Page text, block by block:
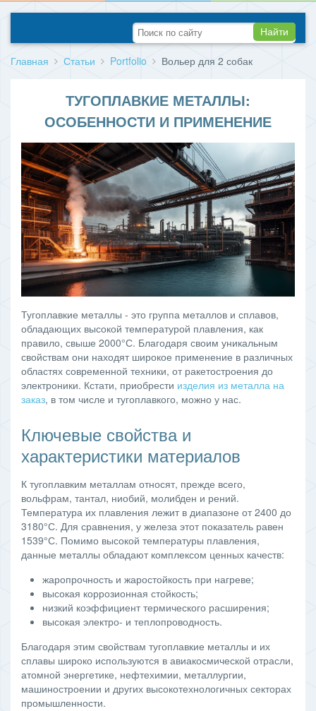
Найти
Главная Статьи Portfolio Вольер для 2 собак
ТУГОПЛАВКИЕ МЕТАЛЛЫ:
ОСОБЕННОСТИ И ПРИМЕНЕНИЕ
Тугоплавкие металлы - это группа металлов и сплавов,
обладающих высокой температурой плавления, как
правило, свыше 2000°С. Благодаря своим уникальным
свойствам они находят широкое применение в различных
областях современной техники, от ракетостроения до
электроники. Кстати, приобрести изделия из металла на
заказ, в том числе и тугоплавкого, можно у нас.
Ключевые свойства и
характеристики материалов
К тугоплавким металлам относят, прежде всего,
вольфрам, тантал, ниобий, молибден и рений.
Температура их плавления лежит в диапазоне от 2400 до
3180°С. Для сравнения, у железа этот показатель равен
1539°С. Помимо высокой температуры плавления,
данные металлы обладают комплексом ценных качеств:
жаропрочность и жаростойкость при нагреве;
высокая коррозионная стойкость;
низкий коэффициент термического расширения;
высокая электро- и теплопроводность.
Благодаря этим свойствам тугоплавкие металлы и их
сплавы широко используются в авиакосмической отрасли,
атомной энергетике, нефтехимии, металлургии,
машиностроении и других высокотехнологичных секторах
промышленности.